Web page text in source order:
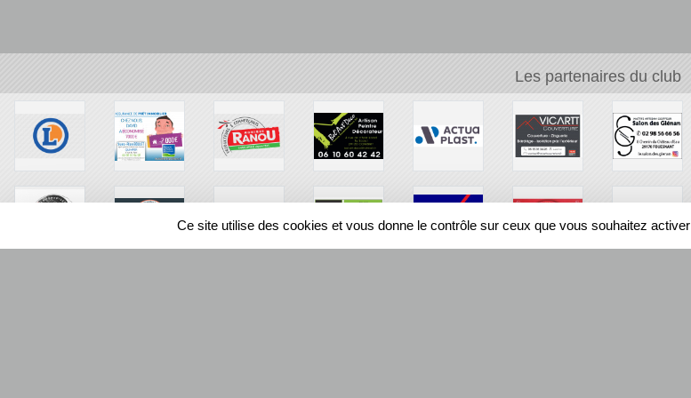
Les partenaires du club
Ce site utilise des cookies et vous donne le contrôle sur ceux que vous souhaitez activer